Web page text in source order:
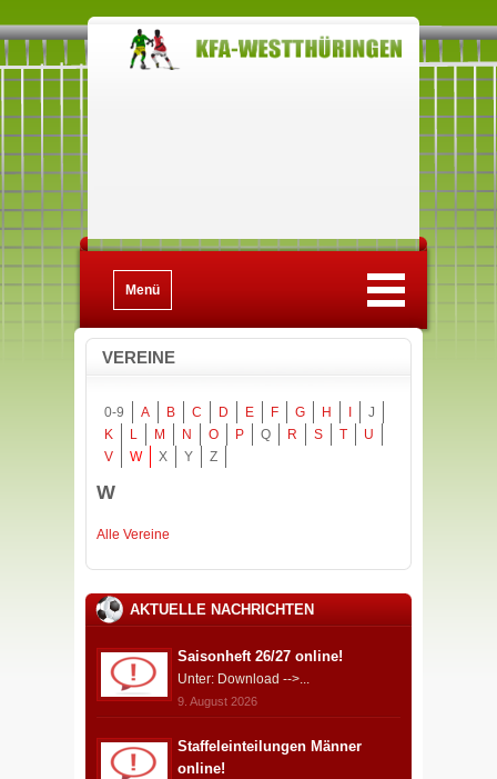
Menü
VEREINE
0-9 A B C D E F G H
J
K
L M N O P Q R S T
U
V
W X Y Z
W
Alle Vereine
AKTUELLE NACHRICHTEN
Saisonheft 26/27 online!
Unter: Download -->...
9. August 2026
Staffeleinteilungen Männer
online!